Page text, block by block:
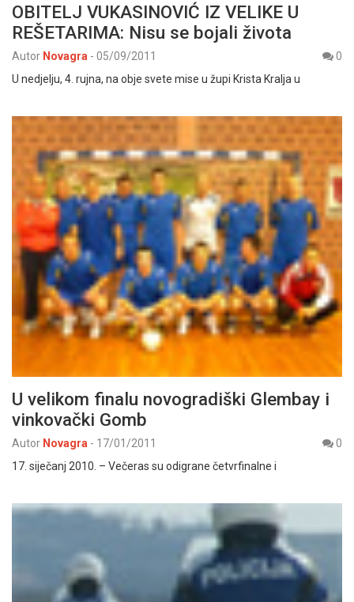
OBITELJ VUKASINOVIĆ IZ VELIKE U
REŠETARIMA: Nisu se bojali života
Autor Novagra - 05/09/2011
0
U nedjelju, 4. rujna, na obje svete mise u župi Krista Kralja u
U velikom finalu novogradiški Glembay i
vinkovački Gomb
Autor Novagra - 17/01/2011
0
17. siječanj 2010. – Večeras su odigrane četvrfinalne i